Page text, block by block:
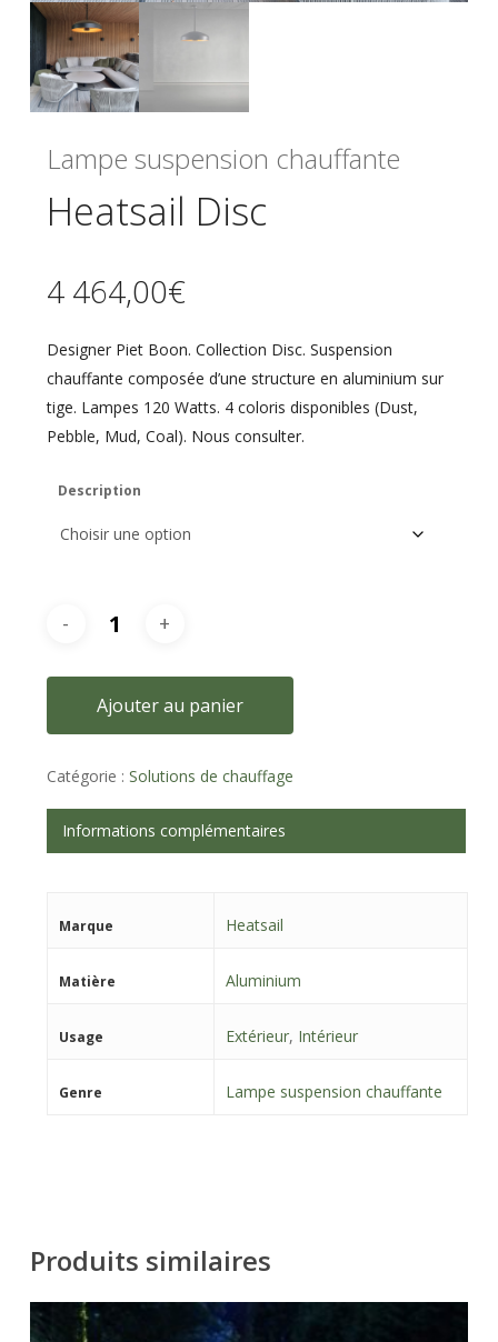
Lampe suspension chauffante
Heatsail Disc
4 464,00€
Designer Piet Boon. Collection Disc. Suspension
chauffante composée d’une structure en aluminium sur
tige. Lampes 120 Watts. 4 coloris disponibles (Dust,
Pebble, Mud, Coal). Nous consulter.
Description
Ajouter au panier
Catégorie : Solutions de chauffage
Informations complémentaires
Marque Heatsail
Matière Aluminium
Usage Extérieur, Intérieur
Genre Lampe suspension chauffante
Produits similaires